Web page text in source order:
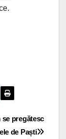
se pregătesc
de Paști